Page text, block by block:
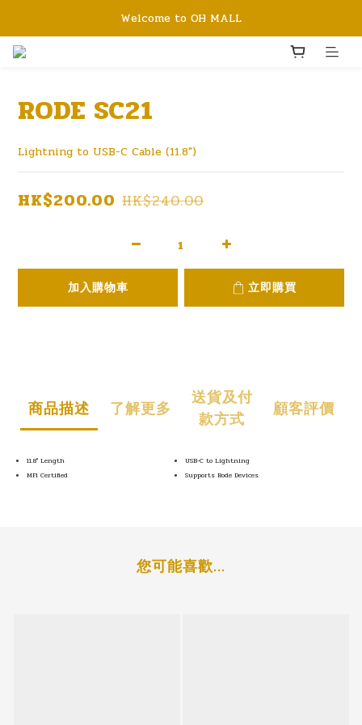
Welcome to OH MALL
RODE SC21
Lightning to USB-C Cable (11.8")
HK$200.00 HK$240.00
加入購物車 立即購買
商品描述 了解更多
送貨及付
款方式
顧客評價
11.8" Length
USB-C to Lightning
MFi Certified
Supports Rode Devices
您可能喜歡...